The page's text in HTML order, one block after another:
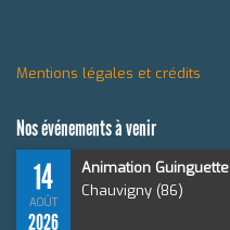
Mentions légales et crédits
Nos événements à venir
14
AOÛT
2026
Animation Guinguette
Chauvigny (86)